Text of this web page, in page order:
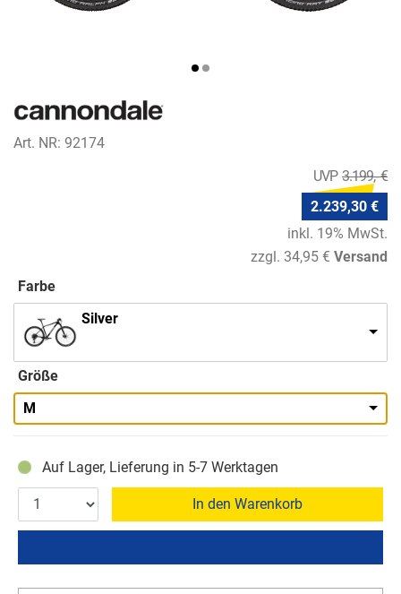
Art. NR: 92174
3.199,- €
2.239,30 €
inkl. 19% MwSt.
zzgl. 34,95 € Versand
Farbe
Silver
Größe
M
Auf Lager, Lieferung in 5-7 Werktagen
In den Warenkorb